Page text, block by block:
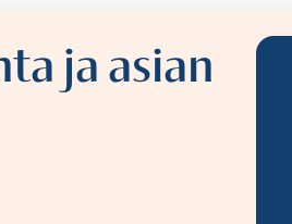
ja asian
Bild